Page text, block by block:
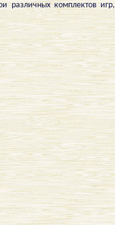
различных комплектов игр,